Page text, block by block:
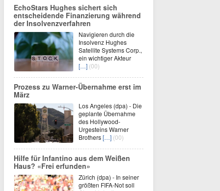
EchoStars Hughes sichert sich
entscheidende Finanzierung während
der Insolvenzverfahren
Navigieren durch die
Insolvenz Hughes
Satellite Systems Corp.,
ein wichtiger Akteur
[…] (00)
Prozess zu Warner-Übernahme erst im
März
Los Angeles (dpa) - Die
geplante Übernahme
des Hollywood-
Urgesteins Warner
Brothers[…] (00)
Hilfe für Infantino aus dem Weißen
Haus? «Frei erfunden»
Zürich (dpa) - In seiner
größten FIFA-Not soll